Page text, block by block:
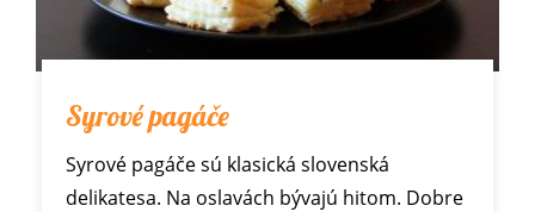
Syrové pagáče
Syrové pagáče sú klasická slovenská
delikatesa. Na oslavách bývajú hitom. Dobre